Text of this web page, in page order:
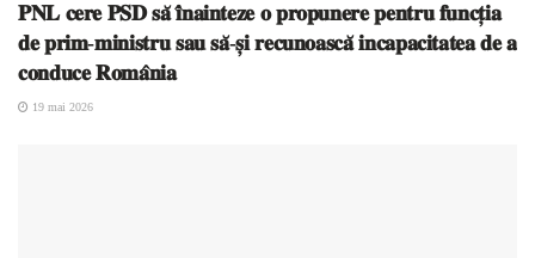
𝐏𝐍𝐋 𝐜𝐞𝐫𝐞 𝐏𝐒𝐃 𝐬𝐚̆ 𝐢̂𝐧𝐚𝐢𝐧𝐭𝐞𝐳𝐞 𝐨 𝐩𝐫𝐨𝐩𝐮𝐧𝐞𝐫𝐞 𝐩𝐞𝐧𝐭𝐫𝐮 𝐟𝐮𝐧𝐜𝐭̦𝐢𝐚
𝐝𝐞 𝐩𝐫𝐢𝐦-𝐦𝐢𝐧𝐢𝐬𝐭𝐫𝐮 𝐬𝐚𝐮 𝐬𝐚̆-𝐬̦𝐢 𝐫𝐞𝐜𝐮𝐧𝐨𝐚𝐬𝐜𝐚̆ 𝐢𝐧𝐜𝐚𝐩𝐚𝐜𝐢𝐭𝐚𝐭𝐞𝐚 𝐝𝐞 𝐚
𝐜𝐨𝐧𝐝𝐮𝐜𝐞 𝐑𝐨𝐦𝐚̂𝐧𝐢𝐚
19 mai 2026